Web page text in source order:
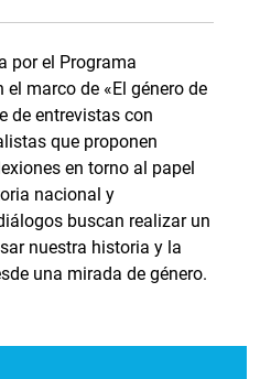
por el Programa
marco de «El género de
de entrevistas con
que proponen
en torno al papel
nacional y
buscan realizar un
nuestra historia y la
una mirada de género.